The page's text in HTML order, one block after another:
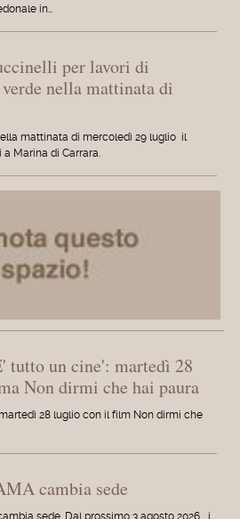
in…
per lavori di
nella mattinata di
mattinata di mercoledì 29 luglio il
Marina di Carrara.
tutto un cine': martedì 28
Non dirmi che hai paura
28 luglio con il film Non dirmi che
cambia sede
sede. Dal prossimo 3 agosto 2026, i